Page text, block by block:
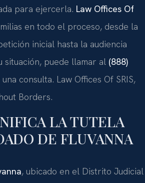
para ejercerla. Law Offices Of
en todo el proceso, desde la
inicial hasta la audiencia
situación, puede llamar al (888)
consulta. Law Offices Of SRIS,
Borders.
LA TUTELA
DE FLUVANNA
, ubicado en el Distrito Judicial